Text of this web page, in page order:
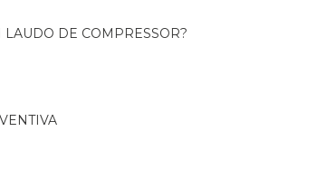
LAUDO DE COMPRESSOR?